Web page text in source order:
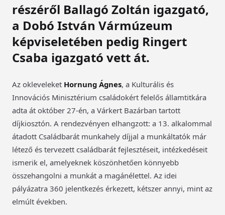
részéről Ballagó Zoltán igazgató,
a Dobó István Vármúzeum
képviseletében pedig Ringert
Csaba igazgató vett át.
Az okleveleket Hornung Ágnes, a Kulturális és
Innovációs Minisztérium családokért felelős államtitkára
adta át október 27-én, a Várkert Bazárban tartott
díjkiosztón. A rendezvényen elhangzott: a 13. alkalommal
átadott Családbarát munkahely díjjal a munkáltatók már
létező és tervezett családbarát fejlesztéseit, intézkedéseit
ismerik el, amelyeknek köszönhetően könnyebb
összehangolni a munkát a magánélettel. Az idei
pályázatra 360 jelentkezés érkezett, kétszer annyi, mint az
elmúlt években.